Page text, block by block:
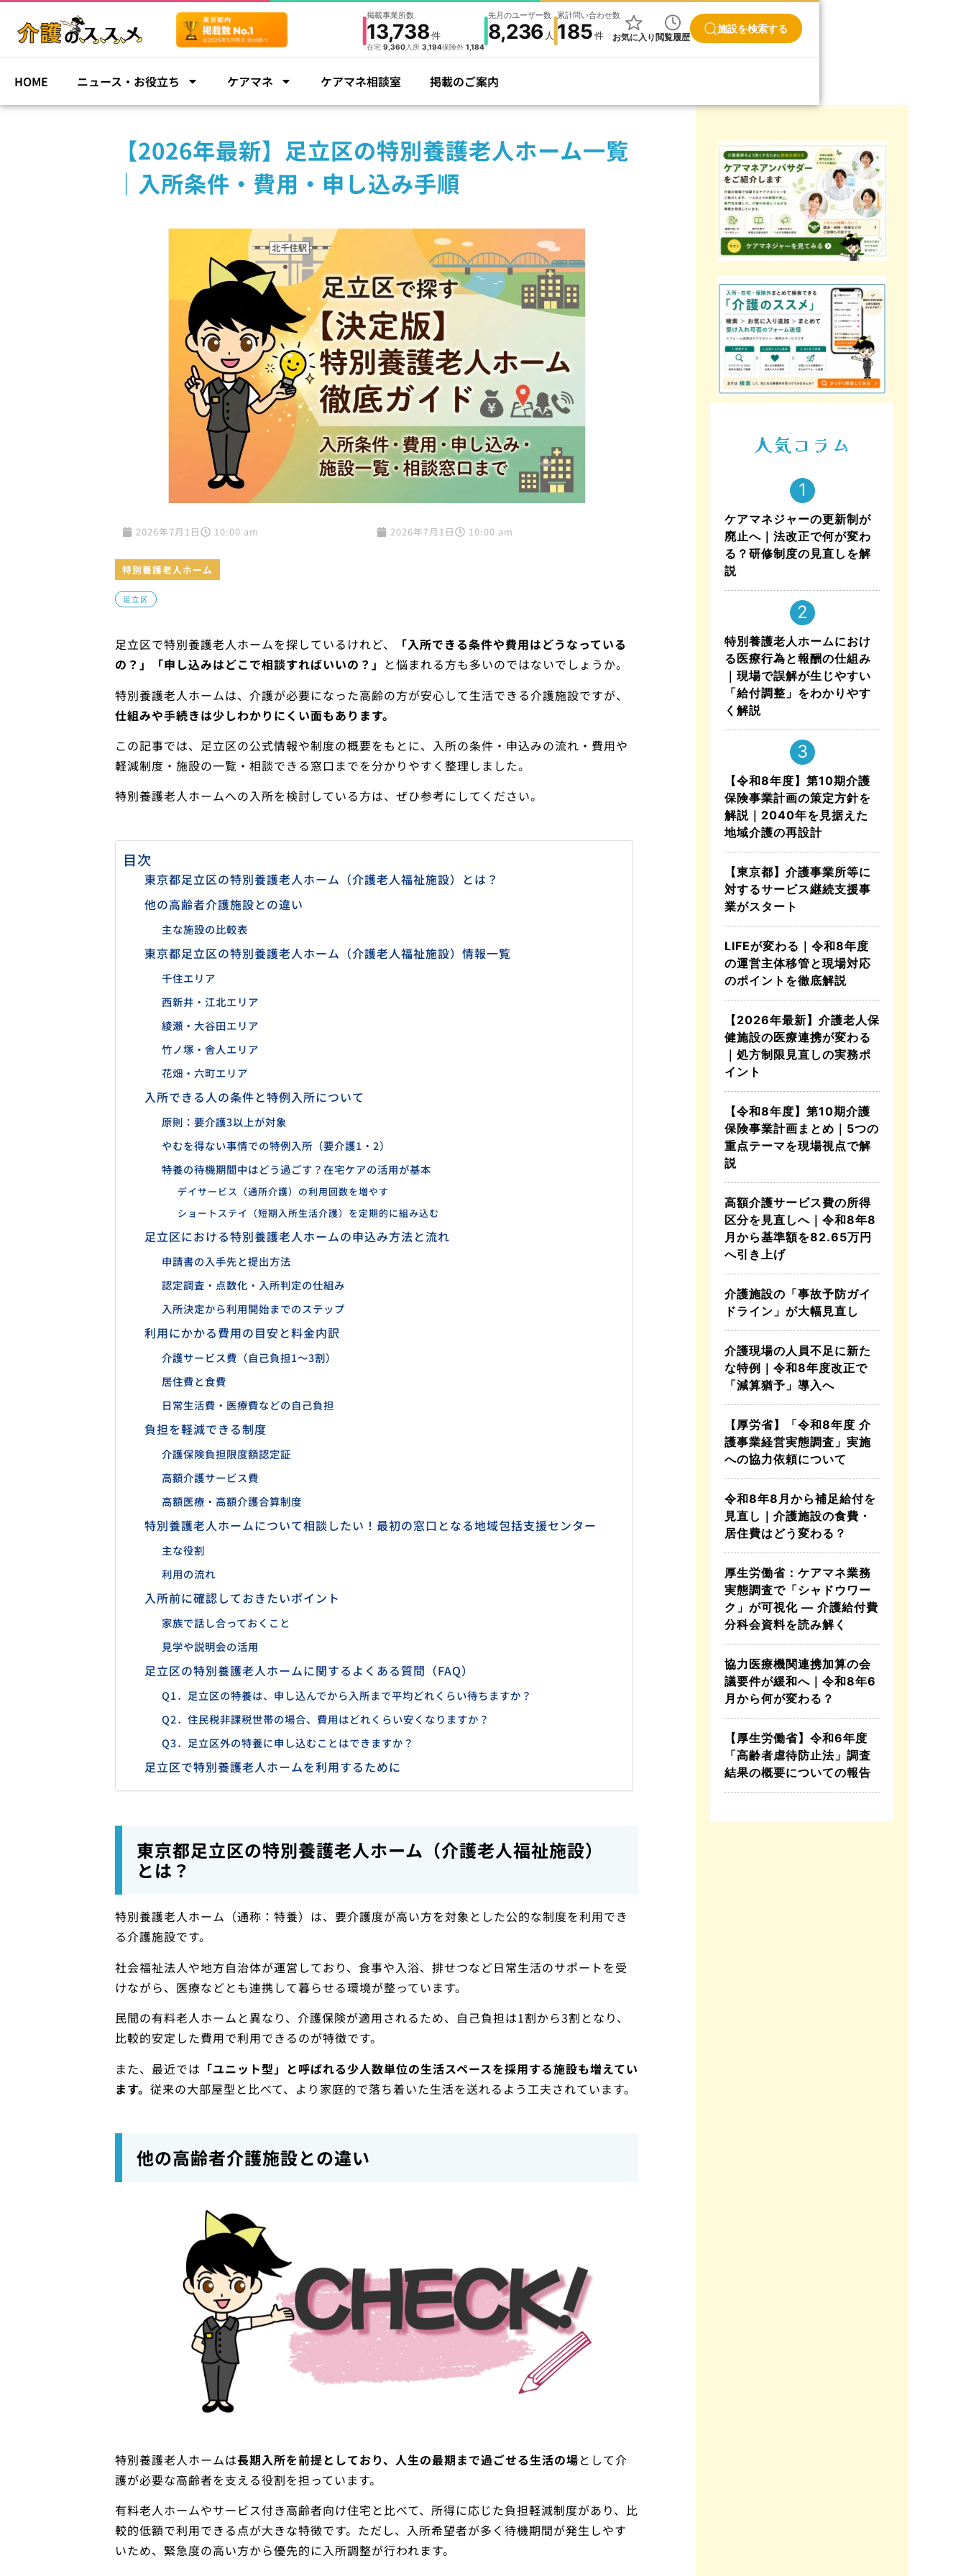
掲載事業所数
13,738件
在宅 9,360入所 3,194保険外 1,184
先月のユーザー数
8,236 人
累計問い合わせ数
185件 お気に入り閲覧履歴
施設を検索する
HOME ニュース・お役立ち ケアマネ ケアマネ相談室 掲載のご案内
【2026年最新】足立区の特別養護老人ホーム一覧
｜入所条件・費用・申し込み手順
2026年7月1日 10:00 am 2026年7月1日 10:00 am
特別養護老人ホーム
足立区
足立区で特別養護老人ホームを探しているけれど、
「入所できる条件や費用はどうなっている
の？」「申し込みはどこで相談すればいいの？」 と悩まれる方も多いのではないでしょうか。
特別養護老人ホームは、介護が必要になった高齢の方が安心して生活できる介護施設ですが、
仕組みや手続きは少しわかりにくい面もあります。
この記事では、足立区の公式情報や制度の概要をもとに、入所の条件・申込みの流れ・費用や
軽減制度・施設の一覧・相談できる窓口までを分かりやすく整理しました。
特別養護老人ホームへの入所を検討している方は、ぜひ参考にしてください。
目次
東京都足立区の特別養護老人ホーム（介護老人福祉施設）とは？
他の高齢者介護施設との違い
主な施設の比較表
東京都足立区の特別養護老人ホーム（介護老人福祉施設）情報一覧
千住エリア
西新井・江北エリア
綾瀬・大谷田エリア
竹ノ塚・舎人エリア
花畑・六町エリア
入所できる人の条件と特例入所について
原則：要介護3以上が対象
やむを得ない事情での特例入所（要介護1・2）
特養の待機期間中はどう過ごす？在宅ケアの活用が基本
デイサービス（通所介護）の利用回数を増やす
ショートステイ（短期入所生活介護）を定期的に組み込む
足立区における特別養護老人ホームの申込み方法と流れ
申請書の入手先と提出方法
認定調査・点数化・入所判定の仕組み
入所決定から利用開始までのステップ
利用にかかる費用の目安と料金内訳
介護サービス費（自己負担1～3割）
居住費と食費
日常生活費・医療費などの自己負担
負担を軽減できる制度
介護保険負担限度額認定証
高額介護サービス費
高額医療・高額介護合算制度
特別養護老人ホームについて相談したい！最初の窓口となる地域包括支援センター
主な役割
利用の流れ
入所前に確認しておきたいポイント
家族で話し合っておくこと
見学や説明会の活用
足立区の特別養護老人ホームに関するよくある質問（FAQ）
Q1．足立区の特養は、申し込んでから入所まで平均どれくらい待ちますか？
Q2．住民税非課税世帯の場合、費用はどれくらい安くなりますか？
Q3．足立区外の特養に申し込むことはできますか？
足立区で特別養護老人ホームを利用するために
東京都足立区の特別養護老人ホーム（介護老人福祉施設）
とは？
特別養護老人ホーム（通称：特養）は、要介護度が高い方を対象とした公的な制度を利用でき
る介護施設です。
社会福祉法人や地方自治体が運営しており、食事や入浴、排せつなど日常生活のサポートを受
けながら、医療などとも連携して暮らせる環境が整っています。
民間の有料老人ホームと異なり、介護保険が適用されるため、自己負担は1割から3割となり、
比較的安定した費用で利用できるのが特徴です。
また、最近では 「ユニット型」と呼ばれる少人数単位の生活スペースを採用する施設も増えてい
ます。 従来の大部屋型と比べて、より家庭的で落ち着いた生活を送れるよう工夫されています。
他の高齢者介護施設との違い
特別養護老人ホームは長期入所を前提としており、人生の最期まで過ごせる生活の場として介
護が必要な高齢者を支える役割を担っています。
有料老人ホームやサービス付き高齢者向け住宅と比べて、所得に応じた負担軽減制度があり、比
較的低額で利用できる点が大きな特徴です。ただし、入所希望者が多く待機期間が発生しやす
いため、緊急度の高い方から優先的に入所調整が行われます。
人気コラム
ケアマネジャーの更新制が
廃止へ｜法改正で何が変わ
る？研修制度の見直しを解
説
特別養護老人ホームにおけ
る医療行為と報酬の仕組み
｜現場で誤解が生じやすい
「給付調整」をわかりやす
く解説
【令和8年度】第10期介護
保険事業計画の策定方針を
解説｜2040年を見据えた
地域介護の再設計
【東京都】介護事業所等に
対するサービス継続支援事
業がスタート
LIFEが変わる｜令和8年度
の運営主体移管と現場対応
のポイントを徹底解説
【2026年最新】介護老人保
健施設の医療連携が変わる
｜処方制限見直しの実務ポ
イント
【令和8年度】第10期介護
保険事業計画まとめ｜5つの
重点テーマを現場視点で解
説
高額介護サービス費の所得
区分を見直しへ｜令和8年8
月から基準額を82.65万円
へ引き上げ
介護施設の「事故予防ガイ
ドライン」が大幅見直し
介護現場の人員不足に新た
な特例｜令和8年度改正で
「減算猶予」導入へ
【厚労省】「令和8年度 介
護事業経営実態調査」実施
への協力依頼について
令和8年8月から補足給付を
見直し｜介護施設の食費・
居住費はどう変わる？
厚生労働省：ケアマネ業務
実態調査で「シャドウワー
ク」が可視化 ― 介護給付費
分科会資料を読み解く
協力医療機関連携加算の会
議要件が緩和へ｜令和8年6
月から何が変わる？
【厚生労働省】令和6年度
「高齢者虐待防止法」調査
結果の概要についての報告